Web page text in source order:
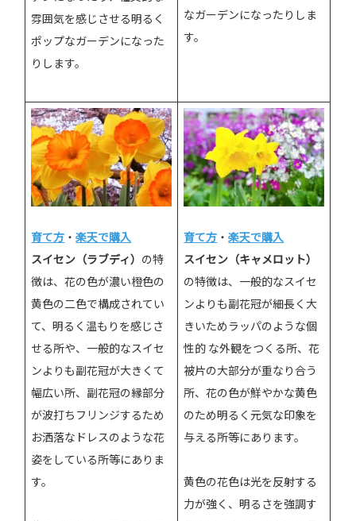
雰囲気を感じさせる明るく
ポップなガーデンになった
りします。
なガーデンになったりしま
す。
育て方 ・楽天で購入
スイセン（ラブディ） の特
徴は、花の色が濃い橙色の
黄色の二色で構成されてい
て、明るく温もりを感じさ
せる所や、一般的なスイセ
ンよりも副花冠が大きくて
幅広い所、副花冠の縁部分
が波打ちフリンジするため
お洒落なドレスのような花
姿をしている所等にありま
す。
育て方 ・楽天で購入
スイセン（キャメロット）
の特徴は、一般的なスイセ
ンよりも副花冠が細長く大
きいためラッパのような個
性的 な外観をつくる所、花
被片の大部分が重なり合う
所、花の色が鮮やかな黄色
のため明るく元気な印象を
与える所等にあります。
黄色の花色は光を反射する
力が強く、明るさを強調す